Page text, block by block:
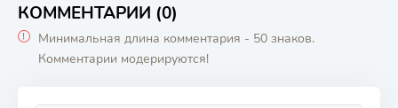
КОММЕНТАРИИ (0)
Минимальная длина комментария - 50 знаков.
Комментарии модерируются!